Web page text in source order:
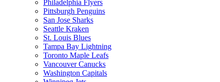
Philadelphia Flyers
Pittsburgh Penguins
San Jose Sharks
Seattle Kraken
St. Louis Blues
Tampa Bay Lightning
Toronto Maple Leafs
Vancouver Canucks
Washington Capitals